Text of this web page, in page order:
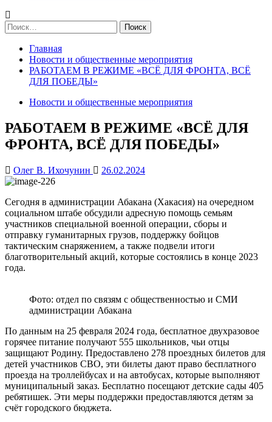
Найти:
Главная
Новости и общественные мероприятия
РАБОТАЕМ В РЕЖИМЕ «ВСЁ ДЛЯ ФРОНТА, ВСЁ
ДЛЯ ПОБЕДЫ»
Новости и общественные мероприятия
РАБОТАЕМ В РЕЖИМЕ «ВСЁ ДЛЯ
ФРОНТА, ВСЁ ДЛЯ ПОБЕДЫ»
Олег В. Ихочунин 26.02.2024
Сегодня в администрации Абакана (Хакасия) на очередном
социальном штабе обсудили адресную помощь семьям
участников специальной военной операции, сборы и
отправку гуманитарных грузов, поддержку бойцов
тактическим снаряжением, а также подвели итоги
благотворительный акций, которые состоялись в конце 2023
года.
Фото: отдел по связям с общественностью и СМИ
администрации Абакана
По данным на 25 февраля 2024 года, бесплатное двухразовое
горячее питание получают 555 школьников, чьи отцы
защищают Родину. Предоставлено 278 проездных билетов для
детей участников СВО, эти билеты дают право бесплатного
проезда на троллейбусах и на автобусах, которые выполняют
муниципальный заказ. Бесплатно посещают детские сады 405
ребятишек. Эти меры поддержки предоставляются детям за
счёт городского бюджета.